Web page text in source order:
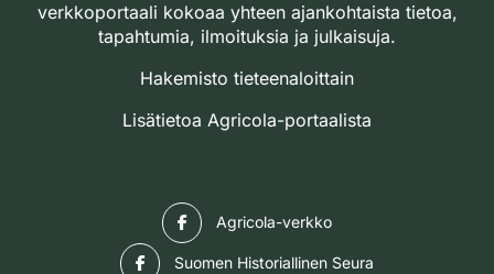
verkkoportaali kokoaa yhteen ajankohtaista tietoa,
tapahtumia, ilmoituksia ja julkaisuja.
Hakemisto tieteenaloittain
Lisätietoa Agricola-portaalista
Agricola-verkko
Suomen Historiallinen Seura